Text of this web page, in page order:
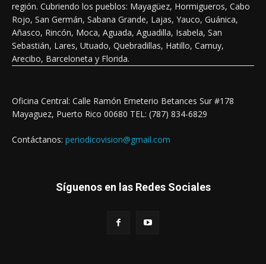
región. Cubriendo los pueblos: Mayagüez, Hormigueros, Cabo
Rojo, San Germán, Sabana Grande, Lajas, Yauco, Guánica,
Añasco, Rincón, Moca, Aguada, Aguadilla, Isabela, San
Sebastián, Lares, Utuado, Quebradillas, Hatillo, Camuy,
Arecibo, Barceloneta y Florida.
Oficina Central: Calle Ramón Emeterio Betances Sur #178
Mayaguez, Puerto Rico 00680 TEL: (787) 834-6829
Contáctanos: periodicovision@gmail.com
Síguenos en las Redes Sociales